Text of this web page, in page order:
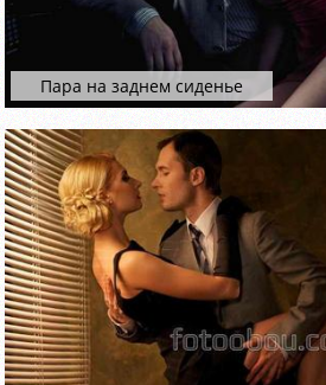
Пара на заднем сиденье